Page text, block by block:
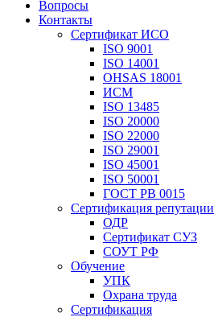
Вопросы
Контакты
Сертификат ИСО
ISO 9001
ISO 14001
OHSAS 18001
ИСМ
ISO 13485
ISO 20000
ISO 22000
ISO 29001
ISO 45001
ISO 50001
ГОСТ РВ 0015
Сертификация репутации
ОДР
Сертификат СУЗ
СОУТ РФ
Обучение
УПК
Охрана труда
Сертификация